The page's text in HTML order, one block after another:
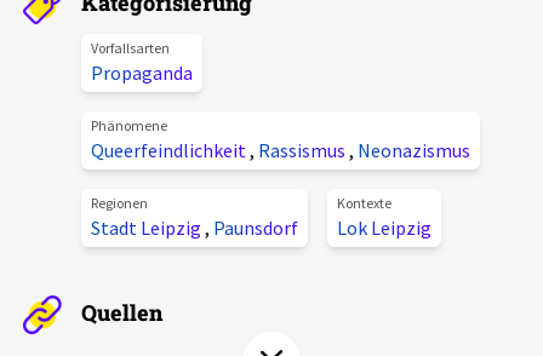
Podcasts
Unterstützer_innen
Spenden
chronik.LE in der Presse
Vorfallsarten
Propaganda
Phänomene
Queerfeindlichkeit, Rassismus , Neonazismus
Regionen
Stadt Leipzig , Paunsdorf
Kontexte
Lok Leipzig
Quellen